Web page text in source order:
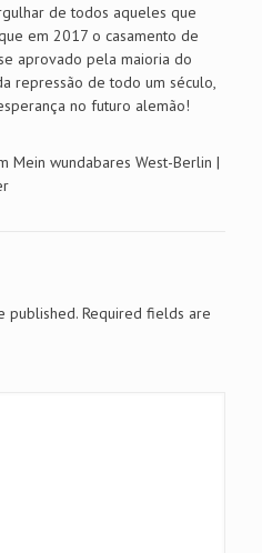
de todos aqueles que
em 2017 o casamento de
aprovado pela maioria do
repressão de todo um século,
no futuro alemão!
Mein wundabares West-Berlin |
published. Required fields are